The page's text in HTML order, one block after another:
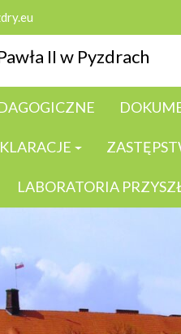
II w Pyzdrach
LABORATORIA